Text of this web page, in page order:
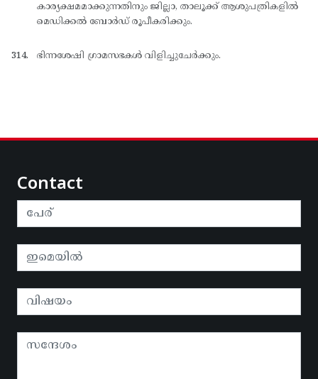
കാര്യക്ഷമമാക്കുന്നതിനും ജില്ലാ, താലൂക്ക് ആശുപത്രികളില്‍
മെഡിക്കല്‍ ബോര്‍ഡ് രൂപീകരിക്കും.
ഭിന്നശേഷി ഗ്രാമസഭകള്‍ വിളിച്ചുചേര്‍ക്കും.
Contact